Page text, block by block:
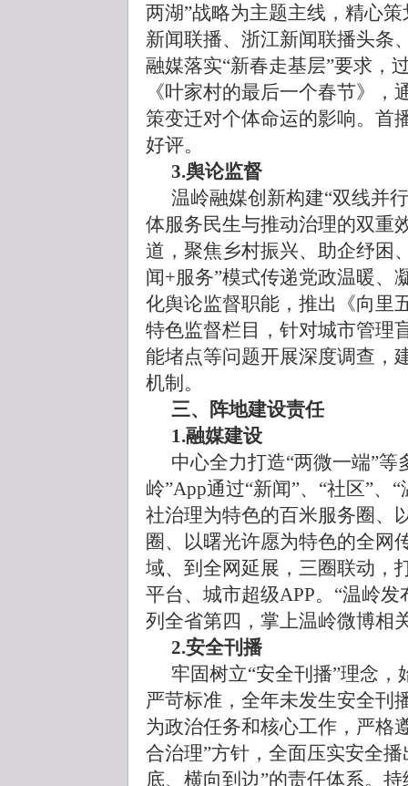
两湖”战略为主题主线，精心
新闻联播、浙江新闻联播头条
融媒落实“新春走基层”要求，
《叶家村的最后一个春节》
策变迁对个体命运的影响。首
好评。
3.舆论监督
温岭融媒创新构建“双线并
体服务民生与推动治理的双重
道，聚焦乡村振兴、助企纾困
闻+服务”模式传递党政温暖、
化舆论监督职能，推出《向里
特色监督栏目，针对城市管理
能堵点等问题开展深度调查
机制。
三、
阵地建设责任
1.融媒建设
中心全力打造“两微一端”等
岭”App通过“新闻”、“社区”、
社治理为特色的百米服务圈、
圈、以曙光许愿为特色的全网
域、到全网延展，三圈联动，
平台、城市超级APP。“温岭
列全省第四，掌上温岭微博相
2.安全刊播
牢固树立“安全刊播”理念，
严苛标准，全年未发生安全刊
为政治任务和核心工作，严格
合治理”方针，全面压实安全
底、横向到边”的责任体系。